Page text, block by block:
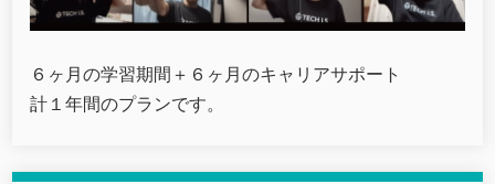
６ヶ月の学習期間＋６ヶ月のキャリアサポート
計１年間のプランです。